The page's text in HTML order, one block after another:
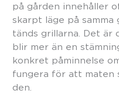
på gården innehåller
skarpt läge på
tänds grillarna. Det är
blir mer än en
konkret påminnelse
fungera för att maten
den.